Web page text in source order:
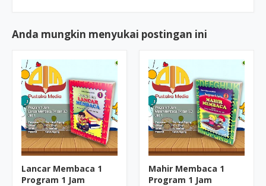
Anda mungkin menyukai postingan ini
Lancar Membaca 1
Program 1 Jam
Mahir Membaca 1
Program 1 Jam